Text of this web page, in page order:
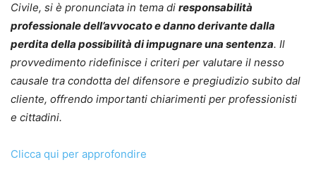
Civile, si è pronunciata in tema di responsabilità
professionale dell’avvocato e danno derivante dalla
perdita della possibilità di impugnare una sentenza. Il
provvedimento ridefinisce i criteri per valutare il nesso
causale tra condotta del difensore e pregiudizio subito dal
cliente, offrendo importanti chiarimenti per professionisti
e cittadini.
Clicca qui per approfondire